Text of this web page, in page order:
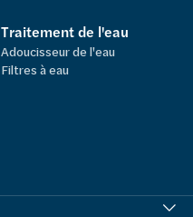
Traitement de l'eau
Adoucisseur de l'eau
Filtres à eau